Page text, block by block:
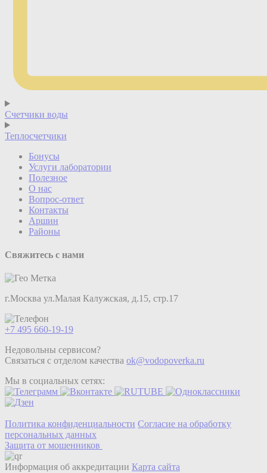
Счетчики воды
Теплосчетчики
Бонусы
Услуги лаборатории
Полезное
О нас
Вопрос-ответ
Контакты
Аршин
Районы
Свяжитесь с нами
г.Москва ул.Малая Калужская, д.15, стр.17
+7 495 660-19-19
Недовольны сервисом?
Связаться с отделом качества ok@vodopoverka.ru
Мы в социальных сетях:
Политика конфиденциальности Согласие на обработку
персональных данных
Защита от мошенников
Информация об аккредитации Карта сайта